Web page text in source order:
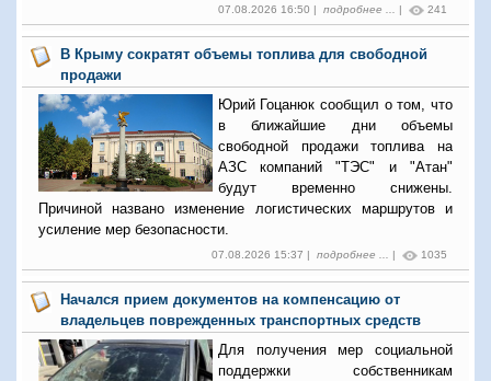
07.08.2026 16:50 | подробнее ... | 241
В Крыму сократят объемы топлива для свободной
продажи
Юрий Гоцанюк сообщил о том, что
в ближайшие дни объемы
свободной продажи топлива на
АЗС компаний "ТЭС" и "Атан"
будут временно снижены.
Причиной названо изменение логистических маршрутов и
усиление мер безопасности.
07.08.2026 15:37 | подробнее ... | 1035
Начался прием документов на компенсацию от
владельцев поврежденных транспортных средств
Для получения мер социальной
поддержки собственникам